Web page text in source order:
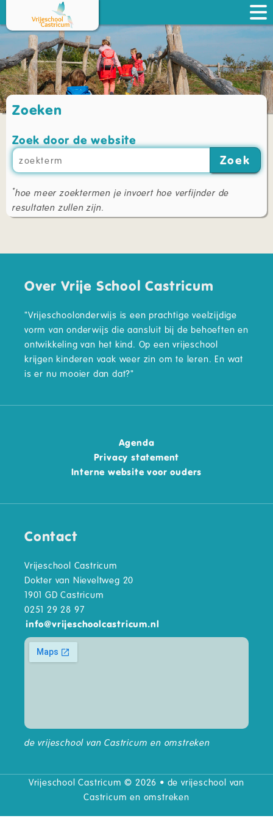
Zoeken
Zoek door de website
Zoek
*hoe meer zoektermen je invoert hoe verfijnder de
resultaten zullen zijn.
Over Vrije School Castricum
"Vrijeschoolonderwijs is een prachtige veelzijdige
vorm van onderwijs die aansluit bij de behoeften en
ontwikkeling van het kind. Op een vrijeschool
krijgen kinderen vaak weer zin om te leren. En wat
is er nu mooier dan dat?"
Agenda
Privacy statement
Interne website voor ouders
Contact
Vrijeschool Castricum
Dokter van Nieveltweg 20
1901 GD Castricum
0251 29 28 97
info@vrijeschoolcastricum.nl
de vrijeschool van Castricum en omstreken
Vrijeschool Castricum © 2026 • de vrijeschool van
Castricum en omstreken